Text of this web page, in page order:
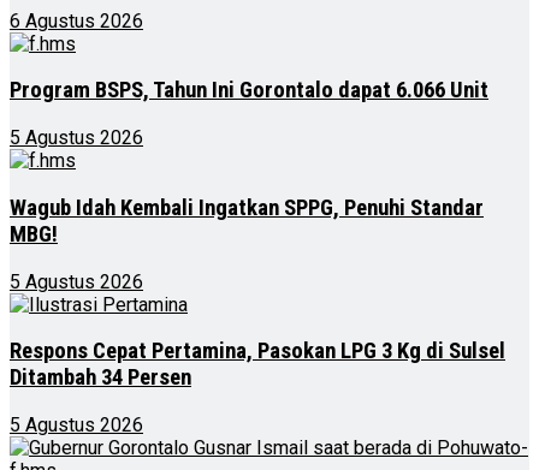
6 Agustus 2026
Program BSPS, Tahun Ini Gorontalo dapat 6.066 Unit
5 Agustus 2026
Wagub Idah Kembali Ingatkan SPPG, Penuhi Standar
MBG!
5 Agustus 2026
Respons Cepat Pertamina, Pasokan LPG 3 Kg di Sulsel
Ditambah 34 Persen
5 Agustus 2026